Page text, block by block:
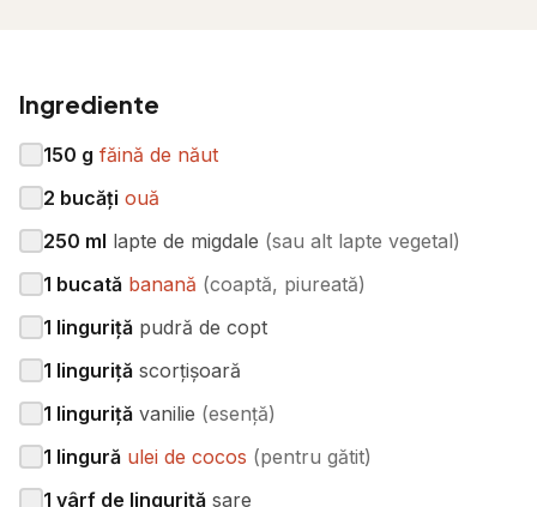
Ingrediente
150 g făină de năut
2 bucăți ouă
250 ml lapte de migdale (sau alt lapte vegetal)
1 bucată banană (coaptă, piureată)
1 linguriță pudră de copt
1 linguriță scorțișoară
1 linguriță vanilie (esență)
1 lingură ulei de cocos (pentru gătit)
1 vârf de linguriță sare